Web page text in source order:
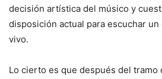
decisión artística del músico y
disposición actual para escuchar
vivo.
Lo cierto es que después del tramo